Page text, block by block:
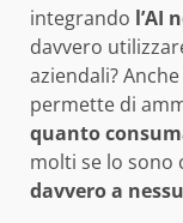
integrando l’AI
davvero
aziendali?
permette di
quanto
molti se lo sono
davvero a